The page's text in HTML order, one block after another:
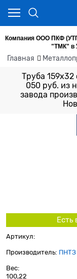
Компания ООО ПКФ
"ТМК" в
Главная
Труба 159х32
050 руб. из
завода
Есть
Артикул:
Производитель: ПНТЗ
Вес:
100,22